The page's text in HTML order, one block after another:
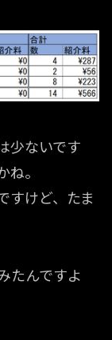
少ないです
。
すけど、たま
たんですよ